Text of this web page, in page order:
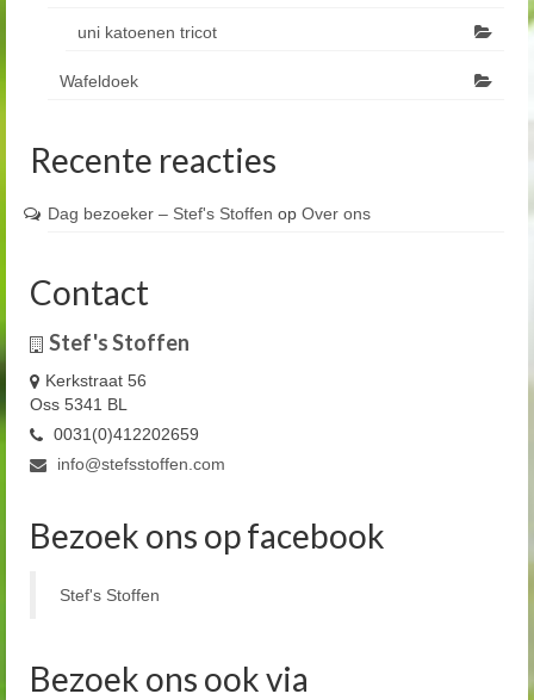
uni katoenen tricot
Wafeldoek
Recente reacties
Dag bezoeker – Stef's Stoffen op Over ons
Contact
Stef's Stoffen
Kerkstraat 56
Oss 5341 BL
0031(0)412202659
info@stefsstoffen.com
Bezoek ons op facebook
Stef's Stoffen
Bezoek ons ook via